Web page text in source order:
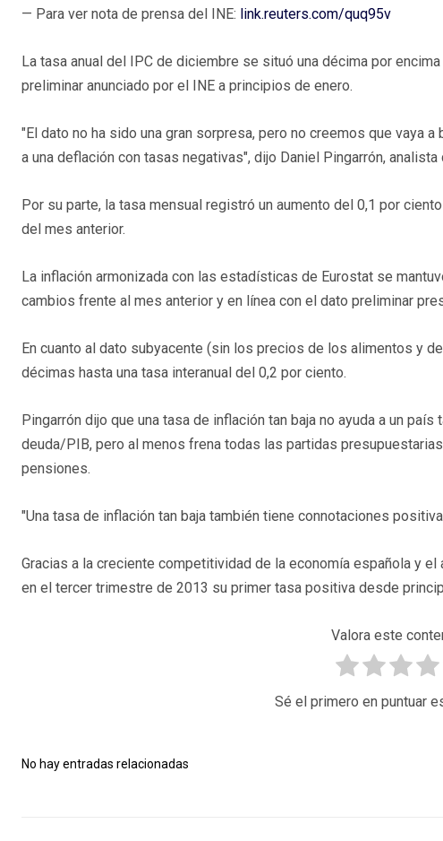
— Para ver nota de prensa del INE: link.reuters.com/quq95v
La tasa anual del IPC de diciembre se situó una décima por
preliminar anunciado por el INE a principios de enero.
"El dato no ha sido una gran sorpresa, pero no creemos que vaya
a una deflación con tasas negativas", dijo Daniel Pingarrón,
Por su parte, la tasa mensual registró un aumento del 0,1 por
del mes anterior.
La inflación armonizada con las estadísticas de Eurostat se
cambios frente al mes anterior y en línea con el dato preliminar
En cuanto al dato subyacente (sin los precios de los alimentos y
décimas hasta una tasa interanual del 0,2 por ciento.
Pingarrón dijo que una tasa de inflación tan baja no ayuda a un
deuda/PIB, pero al menos frena todas las partidas
pensiones.
"Una tasa de inflación tan baja también tiene connotaciones
Gracias a la creciente competitividad de la economía española y
en el tercer trimestre de 2013 su primer tasa positiva desde
Valora este
Sé el primero en puntuar
No hay entradas relacionadas